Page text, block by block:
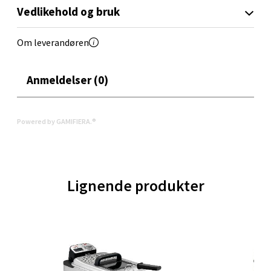
Vedlikehold og bruk
Om leverandøren
Anmeldelser (0)
Powered by GAMIFIERA.®
Lignende produkter
9 i butikk
Molde - Moldetorget
Torget 1, 6413 Molde
Velg
Narvik - Thon Senter